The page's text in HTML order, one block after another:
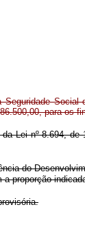
para os
Lei nº 8.694,
do
proporção